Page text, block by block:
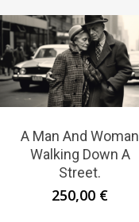
A Man And Woman
Walking Down A
Street.
250,00 €